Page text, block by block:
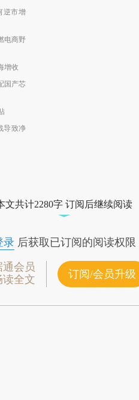
逆市增
电商野
增收
国产芯
导致净
文共计2280字 订阅后继续阅读
录后获取已订阅的阅读权限
通会员
读全文
订阅/会员升级